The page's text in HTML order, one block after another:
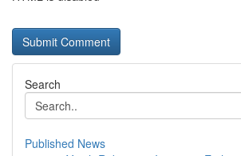
Search
Published News